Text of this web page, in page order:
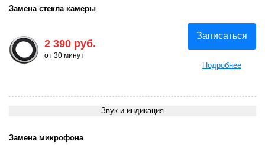
2 390 руб.
от 30 минут
Записаться
Подробнее
Замена стекла камеры
Звук и индикация
Замена микрофона